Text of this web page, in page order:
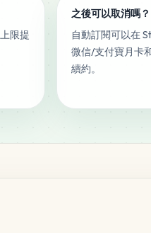
限提
之後可以取消嗎？
自動訂閱可以在
微信/支付寶月卡
續約。